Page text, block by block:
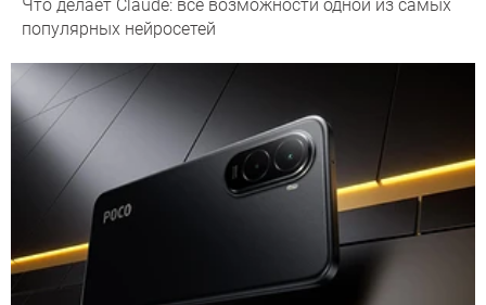
Что делает Сlaude: все возможности одной из самых
популярных нейросетей